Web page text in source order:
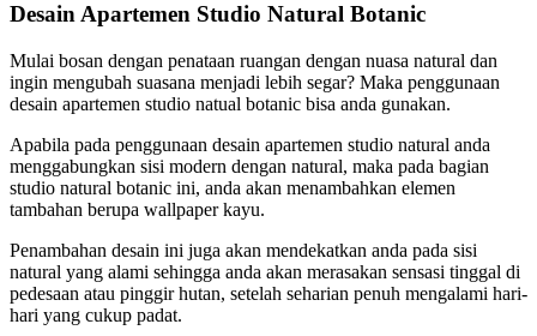
Desain Apartemen Studio Natural Botanic
Mulai bosan dengan penataan ruangan dengan nuasa natural dan
ingin mengubah suasana menjadi lebih segar? Maka penggunaan
desain apartemen studio natual botanic bisa anda gunakan.
Apabila pada penggunaan desain apartemen studio natural anda
menggabungkan sisi modern dengan natural, maka pada bagian
studio natural botanic ini, anda akan menambahkan elemen
tambahan berupa wallpaper kayu.
Penambahan desain ini juga akan mendekatkan anda pada sisi
natural yang alami sehingga anda akan merasakan sensasi tinggal di
pedesaan atau pinggir hutan, setelah seharian penuh mengalami hari-
hari yang cukup padat.